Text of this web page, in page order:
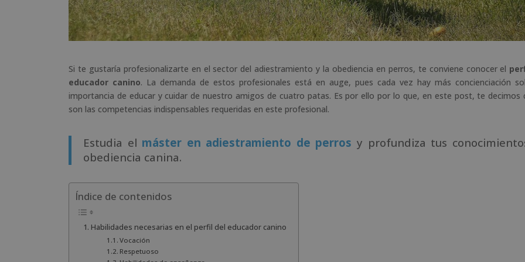
Si te gustaría profesionalizarte en el sector del adiestramiento y la obediencia en perros, te conviene conocer el
educador canino. La demanda de estos profesionales está en auge, pues cada vez hay más concienciación
importancia de educar y cuidar de nuestro amigos de cuatro patas. Es por ello por lo que, en este post, te decimos
son las competencias indispensables requeridas en este profesional.
Estudia el máster en adiestramiento de perros y profundiza tus
obediencia canina.
Índice de contenidos
Habilidades necesarias en el perfil del educador canino
Vocación
Respetuoso